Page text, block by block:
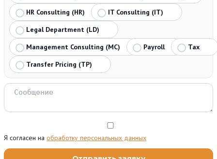
HR Consulting (HR)
IT Consulting (IT)
Legal Department (LD)
Management Consulting (MC)
Payroll
Tax
Transfer Pricing (TP)
Я согласен на обработку персональных данных